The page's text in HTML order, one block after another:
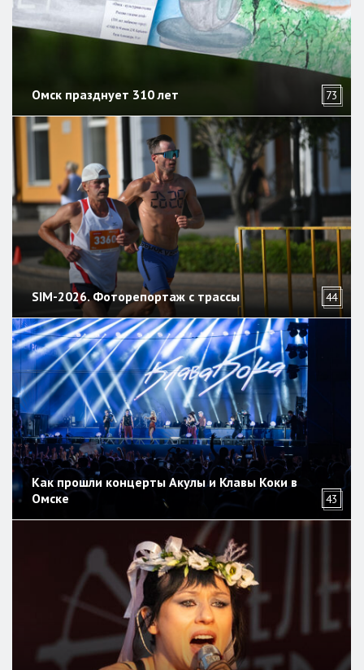
Омск празднует 310 лет 73
SIM-2026. Фоторепортаж с трассы 44
Как прошли концерты Акулы и Клавы Коки в
Омске
43